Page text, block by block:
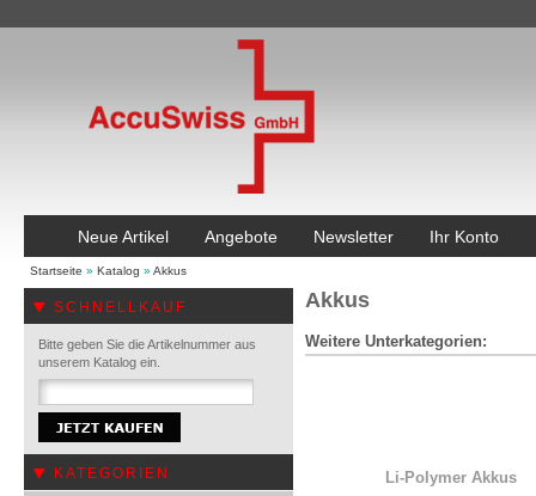
Neue Artikel Angebote Newsletter Ihr Konto
Startseite » Katalog » Akkus
SCHNELLKAUF
Bitte geben Sie die Artikelnummer aus
unserem Katalog ein.
KATEGORIEN
Akkus
Weitere Unterkategorien:
Li-Polymer Akkus